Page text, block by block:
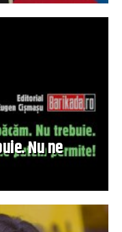
Nu ne